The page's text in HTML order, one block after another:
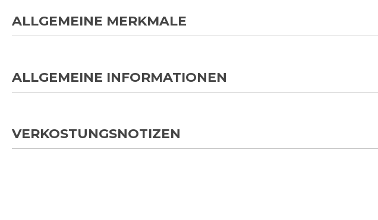
ALLGEMEINE MERKMALE
ALLGEMEINE INFORMATIONEN
VERKOSTUNGSNOTIZEN